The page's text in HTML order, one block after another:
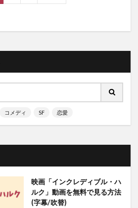
コメディ SF 恋愛
映画「インクレディブル・ハ
ルク」動画を無料で見る方法
(字幕/吹替)